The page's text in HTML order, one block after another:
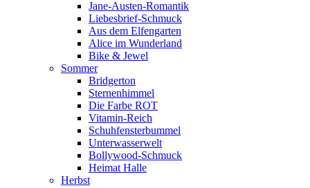
Jane-Austen-Romantik
Liebesbrief-Schmuck
Aus dem Elfengarten
Alice im Wunderland
Bike & Jewel
Sommer
Bridgerton
Sternenhimmel
Die Farbe ROT
Vitamin-Reich
Schuhfensterbummel
Unterwasserwelt
Bollywood-Schmuck
Heimat Halle
Herbst